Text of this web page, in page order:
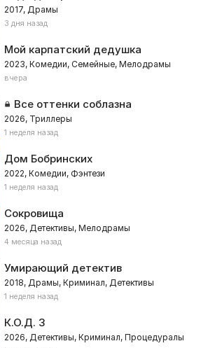
2017, Драмы
3 дня назад
Мой карпатский дедушка
2023, Комедии, Семейные, Мелодрамы
вчера
Все оттенки соблазна
2026, Триллеры
1 неделя назад
Дом Бобринских
2022, Комедии, Фэнтези
1 неделя назад
Сокровища
2026, Детективы, Мелодрамы
4 месяца назад
Умирающий детектив
2018, Драмы, Криминал, Детективы
1 неделя назад
К.О.Д. 3
2026, Детективы, Криминал, Процедуралы